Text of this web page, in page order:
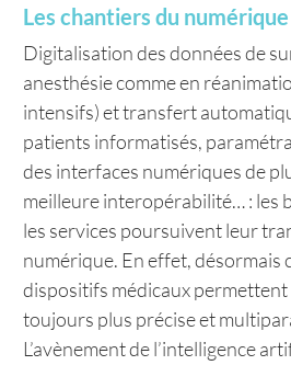
Les chantiers du
Digitalisation des données de
anesthésie comme en
intensifs) et transfert
patients informatisés,
des interfaces numériques de
meilleure interopérabilité… : les
les services poursuivent leur
numérique. En effet, désormais
dispositifs médicaux
toujours plus précise et
L’avènement de l’intelligence